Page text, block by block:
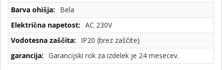
Bela
AC 230V
IP20 (brez zaščite)
Garancijski rok za izdelek je 24 mesecev.